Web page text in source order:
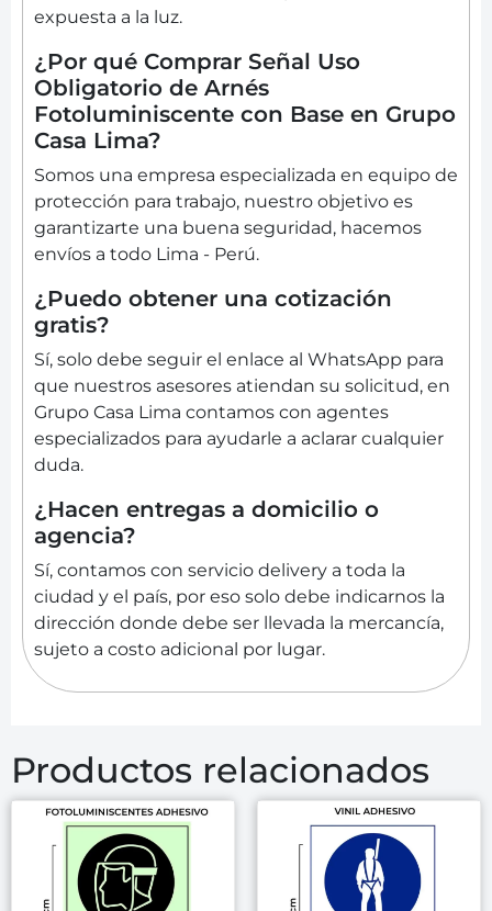
expuesta a la luz.
¿Por qué Comprar Señal Uso
Obligatorio de Arnés
Fotoluminiscente con Base en Grupo
Casa Lima?
Somos una empresa especializada en equipo de
protección para trabajo, nuestro objetivo es
garantizarte una buena seguridad, hacemos
envíos a todo Lima - Perú.
¿Puedo obtener una cotización
gratis?
Sí, solo debe seguir el enlace al WhatsApp para
que nuestros asesores atiendan su solicitud, en
Grupo Casa Lima contamos con agentes
especializados para ayudarle a aclarar cualquier
duda.
¿Hacen entregas a domicilio o
agencia?
Sí, contamos con servicio delivery a toda la
ciudad y el país, por eso solo debe indicarnos la
dirección donde debe ser llevada la mercancía,
sujeto a costo adicional por lugar.
Productos relacionados